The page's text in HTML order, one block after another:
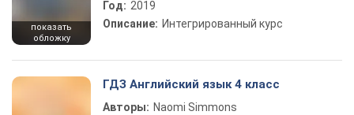
показать
обложку
Год: 2019
Описание: Интегрированный курс
ГДЗ Английский язык 4 класс
Авторы: Naomi Simmons